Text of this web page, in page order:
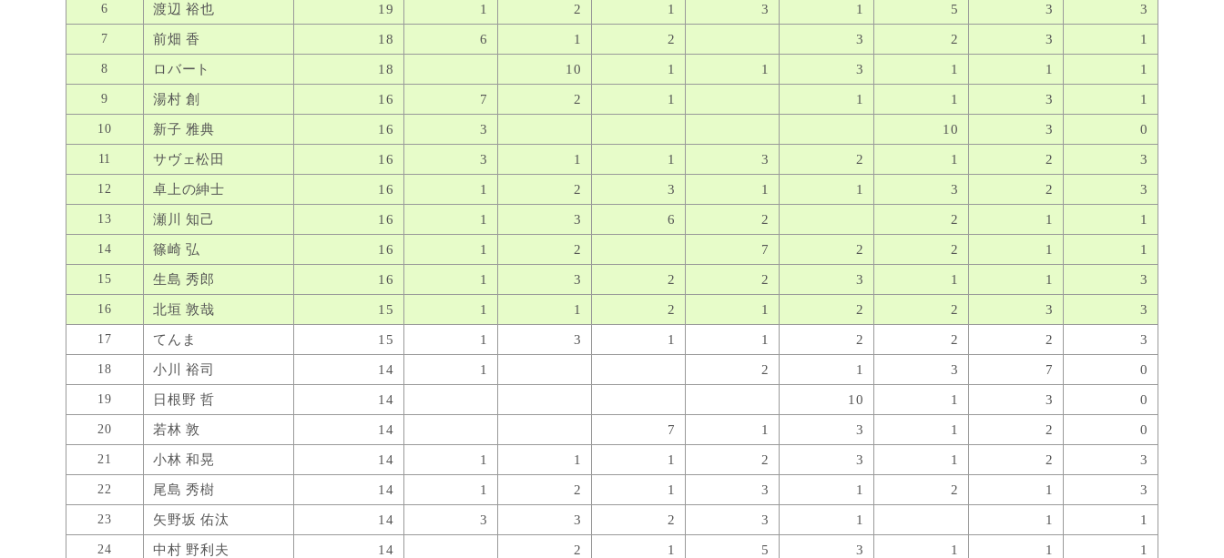
6 渡辺 裕也 19 1 2 1 3 1 5 3 3
7 前畑 香 18 6 1 2 3 2 3 1
8 ロバート 18 10 1 1 3 1 1 1
9 湯村 創 16 7 2 1 1 1 3 1
10 新子 雅典 16 3 10 3 0
11 サヴェ松田 16 3 1 1 3 2 1 2 3
12 卓上の紳士 16 1 2 3 1 1 3 2 3
13 瀬川 知己 16 1 3 6 2 2 1 1
14 篠崎 弘 16 1 2 7 2 2 1 1
15 生島 秀郎 16 1 3 2 2 3 1 1 3
16 北垣 敦哉 15 1 1 2 1 2 2 3 3
17 てんま 15 1 3 1 1 2 2 2 3
18 小川 裕司 14 1 2 1 3 7 0
19 日根野 哲 14 10 1 3 0
20 若林 敦 14 7 1 3 1 2 0
21 小林 和晃 14 1 1 1 2 3 1 2 3
22 尾島 秀樹 14 1 2 1 3 1 2 1 3
23 矢野坂 佑汰 14 3 3 2 3 1 1 1
24 中村 野利夫 14 2 1 5 3 1 1 1